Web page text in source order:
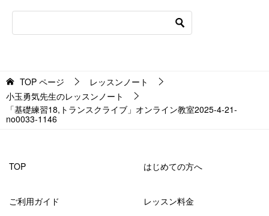
TOP ページ
レッスンノート
小玉勇気先生のレッスンノート
「基礎練習18,トランスクライブ」オンライン教室2025-4-21-
no0033-1146
TOP はじめての方へ
ご利用ガイド レッスン料金